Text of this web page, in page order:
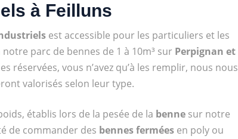
à Feilluns
est accessible pour les particuliers et les
parc de bennes de 1 à 10m³ sur Perpignan et
réservées, vous n’avez qu’à les remplir, nous nous
valorisés selon leur type.
établis lors de la pesée de la bennesur notre
de commander des bennes ferméesen poly ou